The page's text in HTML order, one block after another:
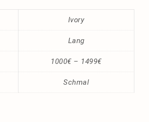
Ivory
Lang
1000€ – 1499€
Schmal